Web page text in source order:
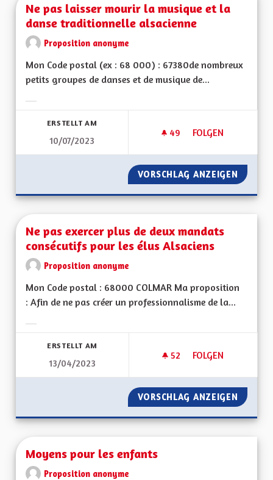
Ne pas laisser mourir la musique et la
danse traditionnelle alsacienne
Proposition anonyme
Mon Code postal (ex : 68 000) : 67380de nombreux
petits groupes de danses et de musique de...
ERSTELLT AM
10/07/2023
49 49 FOLLOWER
FOLGEN
NE PAS LAISSER
VORSCHLAG ANZEIGEN NE
Ne pas exercer plus de deux mandats
consécutifs pour les élus Alsaciens
Proposition anonyme
Mon Code postal : 68000 COLMAR Ma proposition
: Afin de ne pas créer un professionnalisme de la...
ERSTELLT AM
13/04/2023
52 52 FOLLOWER
FOLGEN
NE PAS EXERCER
VORSCHLAG ANZEIGEN NE
Moyens pour les enfants
Proposition anonyme